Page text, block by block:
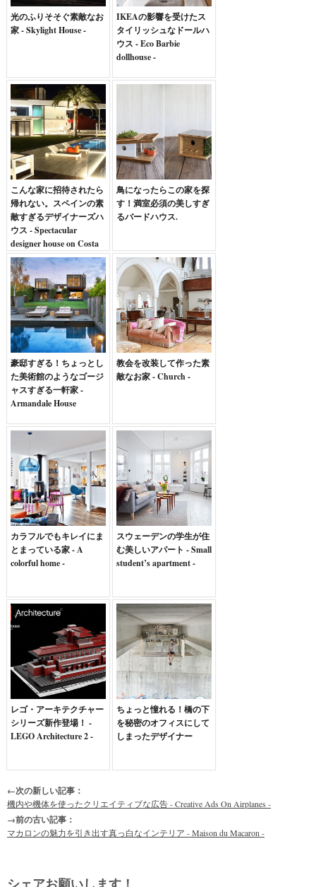
光のふりそそぐ素敵なお
家 - Skylight House -
IKEAの影響を受けたス
タイリッシュなドールハ
ウス - Eco Barbie
dollhouse -
こんな家に招待されたら
帰れない。スペインの素
敵すぎるデザイナーズハ
ウス - Spectacular
designer house on Costa
Brava -
鳥になったらこの家を探
す！満室必須の美しすぎ
るバードハウス.
豪邸すぎる！ちょっとし
た美術館のようなゴージ
ャスすぎる一軒家 -
Armandale House
教会を改装して作った素
敵なお家 - Church -
カラフルでもキレイにま
とまっている家 - A
colorful home -
スウェーデンの学生が住
む美しいアパート - Small
student’s apartment -
レゴ・アーキテクチャー
シリーズ新作登場！ -
LEGO Architecture 2 -
ちょっと憧れる！橋の下
を秘密のオフィスにして
しまったデザイナー
←次の新しい記事：
機内や機体を使ったクリエイティブな広告 - Creative Ads On Airplanes -
→前の古い記事：
マカロンの魅力を引き出す真っ白なインテリア - Maison du Macaron -